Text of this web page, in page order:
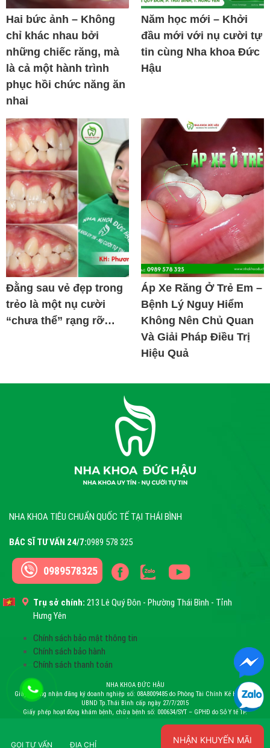
Hai bức ảnh – Không
chỉ khác nhau bởi
những chiếc răng, mà
là cả một hành trình
phục hồi chức năng ăn
nhai
Năm học mới – Khởi
đầu mới với nụ cười tự
tin cùng Nha khoa Đức
Hậu
Đằng sau vẻ đẹp trong
trẻo là một nụ cười
“chưa thể” rạng rỡ…
Áp Xe Răng Ở Trẻ Em –
Bệnh Lý Nguy Hiểm
Không Nên Chủ Quan
Và Giải Pháp Điều Trị
Hiệu Quả
NHA KHOA TIÊU CHUẨN QUỐC TẾ TẠI THÁI BÌNH
BÁC SĨ TƯ VẤN 24/7:0989 578 325
0989578325
Trụ sở chính: 213 Lê Quý Đôn - Phường Thái Bình - Tỉnh
Hưng Yên
Chính sách bảo mật thông tin
Chính sách bảo hành
Chính sách thanh toán
NHA KHOA ĐỨC HẬU
Giấy chứng nhận đăng ký doanh nghiệp số: 08A8009485 do Phòng Tài Chính Kế Hoạch –
UBND Tp.Thái Bình cấp ngày 27/7/2015
Giấy phép hoạt động khám bệnh, chữa bệnh số: 000634/SYT – GPHĐ do Sở Y tế TP.
Thái Bình cấp ngày 26/12/2016
Chịu trách nhiệm: Ông. Bùi Đức Hậu
GỌI TƯ VẤN ĐỊA CHỈ NHẬN KHUYẾN MÃI